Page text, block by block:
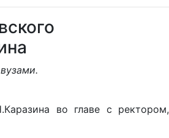
во главе с ректором,